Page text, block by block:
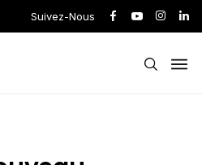
Suivez-Nous